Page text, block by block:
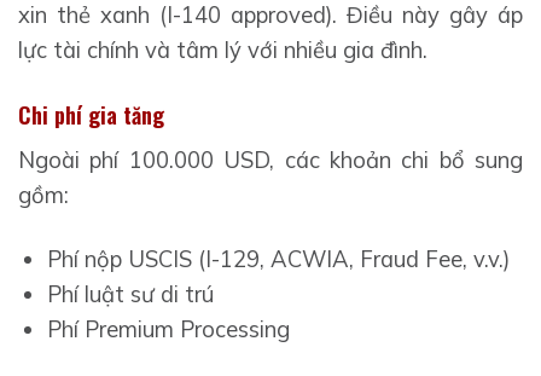
xin thẻ xanh (I-140 approved). Điều này gây áp
lực tài chính và tâm lý với nhiều gia đình.
Chi phí gia tăng
Ngoài phí 100.000 USD, các khoản chi bổ sung
gồm:
Phí nộp USCIS (I-129, ACWIA, Fraud Fee, v.v.)
Phí luật sư di trú
Phí Premium Processing